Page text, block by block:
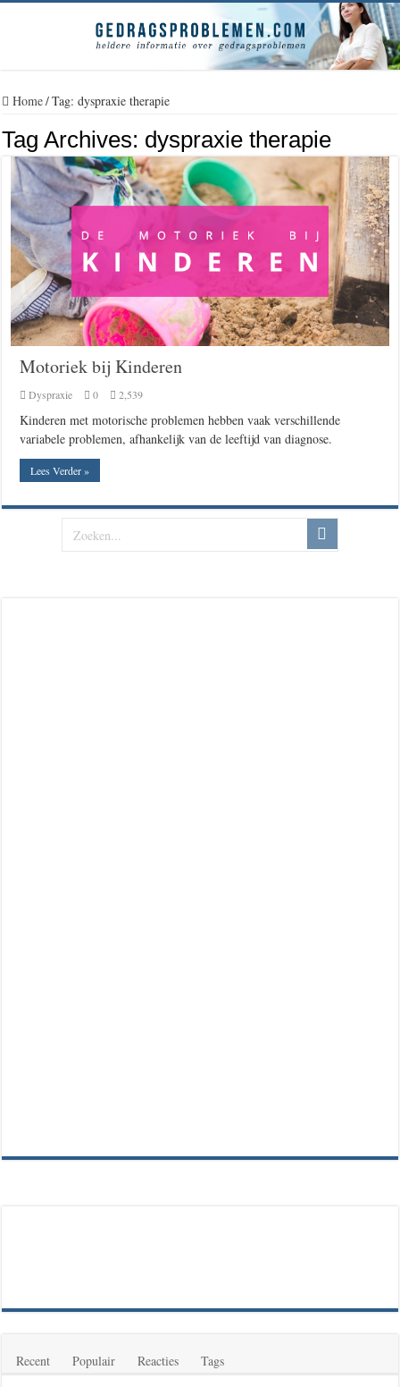
Home/Tag:dyspraxie therapie
Tag Archives: dyspraxie therapie
Motoriek bij Kinderen
Dyspraxie 0 2,539
Kinderen met motorische problemen hebben vaak verschillende
variabele problemen, afhankelijk van de leeftijd van diagnose.
Lees Verder »
Recent Populair Reacties Tags